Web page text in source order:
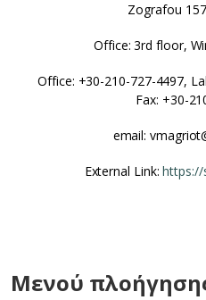
Zografou
Office: 3rd floor,
Office: +30-210-727-4497,
Fax: +30-
email:
External Link:https://
Μενού